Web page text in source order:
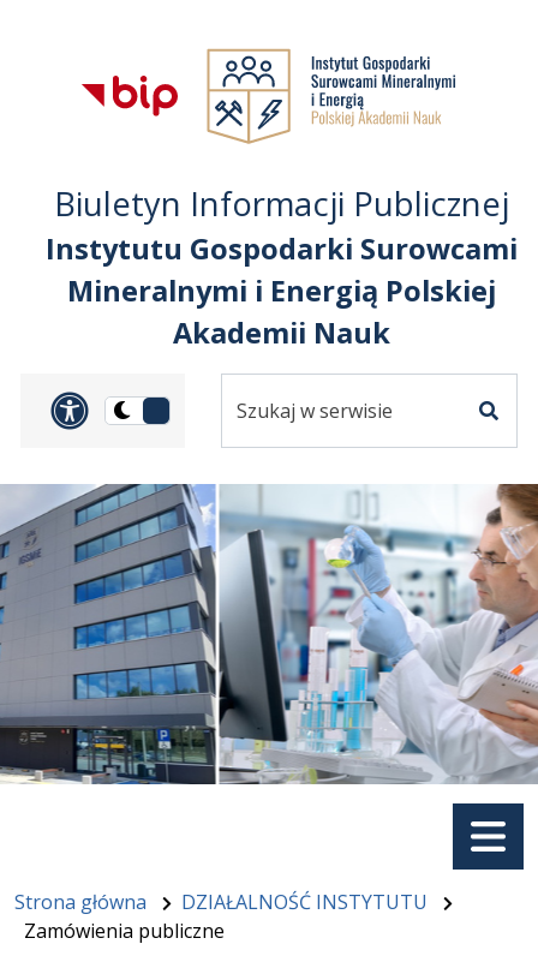
Przejdź do
głównego menu
Przejdź do treści
Przejdź do mapy
serwisu
Biuletyn Informacji Publicznej
Instytutu Gospodarki Surowcami
Mineralnymi i Energią Polskiej
Akademii Nauk
Panel dostosowania
Przełącz
ciemną
serwisie
Menu
Strona główna
DZIAŁALNOŚĆ INSTYTUTU
Zamówienia publiczne